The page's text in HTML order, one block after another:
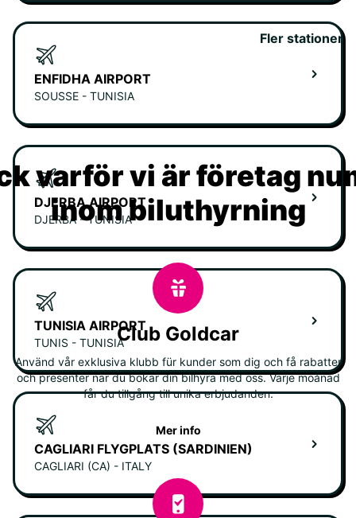
ENFIDHA AIRPORT
SOUSSE - TUNISIA
DJERBA AIRPORT
DJERBA - TUNISIA
TUNISIA AIRPORT
TUNIS - TUNISIA
CAGLIARI FLYGPLATS (SARDINIEN)
CAGLIARI (CA) - ITALY
Fler stationer
varför vi är företag
inom biluthyrning
Club Goldcar
Använd vår exklusiva klubb für kunder som dig och få rabatter
och presenter när du bokar din bilhyra med oss. Varje moånad
får du tillgång till unika erbjudanden.
Mer info